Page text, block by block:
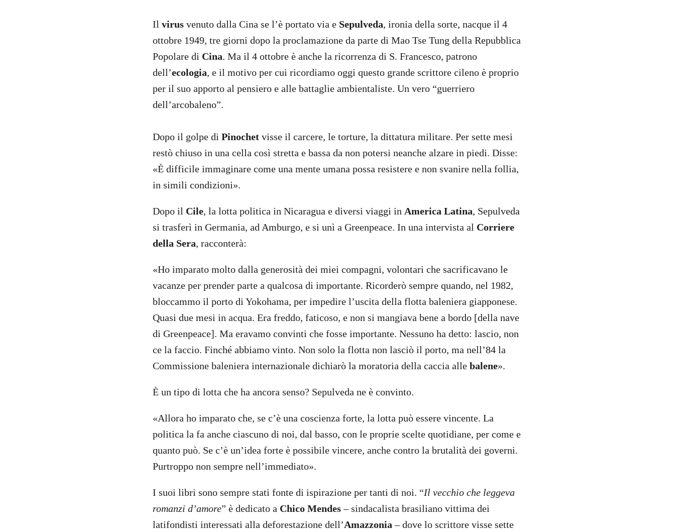
Il virus venuto dalla Cina se l’è portato via e Sepulveda, ironia della sorte, nacque il 4
ottobre 1949, tre giorni dopo la proclamazione da parte di Mao Tse Tung della Repubblica
Popolare di Cina. Ma il 4 ottobre è anche la ricorrenza di S. Francesco, patrono
dell’ecologia, e il motivo per cui ricordiamo oggi questo grande scrittore cileno è proprio
per il suo apporto al pensiero e alle battaglie ambientaliste. Un vero “guerriero
dell’arcobaleno”.
Dopo il golpe di Pinochet visse il carcere, le torture, la dittatura militare. Per sette mesi
restò chiuso in una cella così stretta e bassa da non potersi neanche alzare in piedi. Disse:
«È difficile immaginare come una mente umana possa resistere e non svanire nella follia,
in simili condizioni».
Dopo il Cile, la lotta politica in Nicaragua e diversi viaggi in America Latina, Sepulveda
si trasferì in Germania, ad Amburgo, e si unì a Greenpeace. In una intervista al Corriere
della Sera, racconterà:
«Ho imparato molto dalla generosità dei miei compagni, volontari che sacrificavano le
vacanze per prender parte a qualcosa di importante. Ricorderò sempre quando, nel 1982,
bloccammo il porto di Yokohama, per impedire l’uscita della flotta baleniera giapponese.
Quasi due mesi in acqua. Era freddo, faticoso, e non si mangiava bene a bordo [della nave
di Greenpeace]. Ma eravamo convinti che fosse importante. Nessuno ha detto: lascio, non
ce la faccio. Finché abbiamo vinto. Non solo la flotta non lasciò il porto, ma nell’84 la
Commissione baleniera internazionale dichiarò la moratoria della caccia alle balene».
È un tipo di lotta che ha ancora senso? Sepulveda ne è convinto.
«Allora ho imparato che, se c’è una coscienza forte, la lotta può essere vincente. La
politica la fa anche ciascuno di noi, dal basso, con le proprie scelte quotidiane, per come e
quanto può. Se c’è un’idea forte è possibile vincere, anche contro la brutalità dei governi.
Purtroppo non sempre nell’immediato».
I suoi libri sono sempre stati fonte di ispirazione per tanti di noi. “Il vecchio che leggeva
romanzi d’amore” è dedicato a Chico Mendes– sindacalista brasiliano vittima dei
latifondisti interessati alla deforestazione dell’Amazzonia – dove lo scrittore visse sette